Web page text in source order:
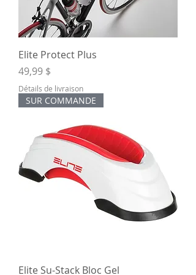
Elite Protect Plus
Prix
49,99 $
Détails de livraison
SUR COMMANDE
Elite Su-Stack Bloc Gel